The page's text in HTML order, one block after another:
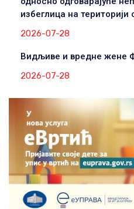
избеглица на
2026-07-28
Видљиве и вредне жене
2026-07-28